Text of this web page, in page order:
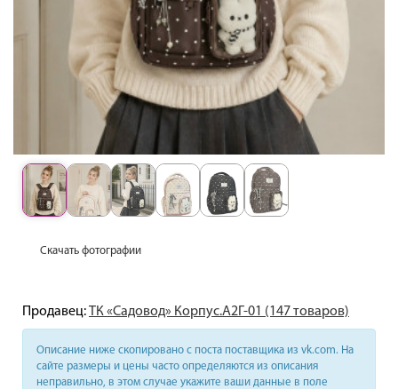
Скачать фотографии
Продавец:ТК «Садовод» Корпус.А2Г-01 (147 товаров)
Описание ниже скопировано с поста поставщика из vk.com. На
сайте размеры и цены часто определяются из описания
неправильно, в этом случае укажите ваши данные в поле